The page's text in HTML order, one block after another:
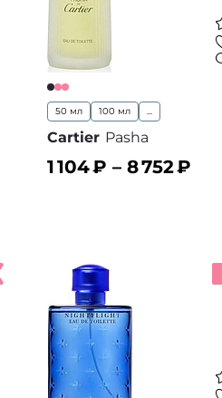
50 мл 100 мл ...
Cartier Pasha
1 104₽ – 8 752₽